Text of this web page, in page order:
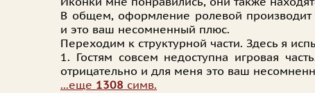
В общем, оформление ролевой производит
и это ваш несомненный плюс.
Переходим к структурной части. Здесь я
1. Гостям совсем недоступна игровая
отрицательно и для меня это ваш
...еще 1308 симв.